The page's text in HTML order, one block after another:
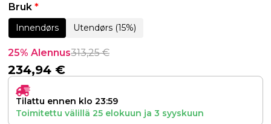
Bruk *
Innendørs Utendørs (15%)
25% Alennus313,25€
234,94 €
Tilattu ennen klo 23:59
Toimitettu välillä 25 elokuun ja 3 syyskuun